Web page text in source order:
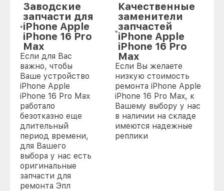
Заводские
запчасти для
iPhone Apple
iPhone 16 Pro
Max
Если для Вас
важно, чтобы
Ваше устройство
iPhone Apple
iPhone 16 Pro Max
работало
безотказно еще
длительный
период времени,
для Вашего
выбора у нас есть
оригинальные
запчасти для
ремонта Эпл
Качественные
заменители
запчастей
iPhone Apple
iPhone 16 Pro
Max
Если Вы желаете
низкую стоимость
ремонта iPhone Apple
iPhone 16 Pro Max, к
Вашему выбору у нас
в наличии на складе
имеются надежные
реплики